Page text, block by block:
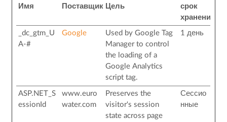
Имя Поставщик Цель
срок
хранения
_dc_gtm_U
A-#
Google
Used by Google Tag
Manager to control
the loading of a
Google Analytics
script tag.
1 день
ASP.NET_S
essionId
www.euro
water.com
Preserves the
visitor's session
state across page
Сессио
нные